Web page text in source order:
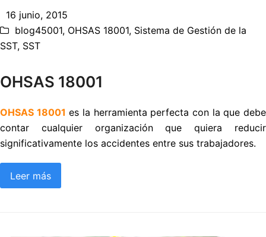
16 junio, 2015
blog45001, OHSAS 18001, Sistema de Gestión de la
SST, SST
OHSAS 18001
OHSAS 18001 es la herramienta perfecta con la que debe
contar cualquier organización que quiera reducir
significativamente los accidentes entre sus trabajadores.
Leer más